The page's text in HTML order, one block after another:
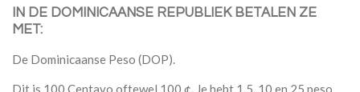
IN DE DOMINICAANSE REPUBLIEK BETALEN ZE
MET:
De Dominicaanse Peso (DOP).
Dit is 100 Centavo oftewel 100 ¢. Je hebt 1,5, 10 en 25 peso